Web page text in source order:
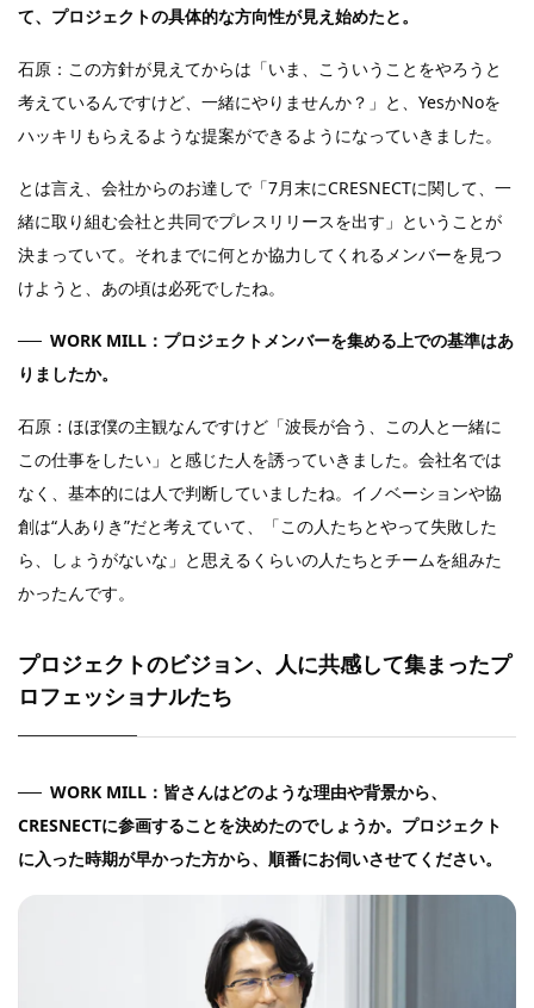
て、プロジェクトの具体的な方向性が見え始めたと。
石原：この方針が見えてからは「いま、こういうことをやろうと
考えているんですけど、一緒にやりませんか？」と、YesかNoを
ハッキリもらえるような提案ができるようになっていきました。
とは言え、会社からのお達しで「7月末にCRESNECTに関して、一
緒に取り組む会社と共同でプレスリリースを出す」ということが
決まっていて。それまでに何とか協力してくれるメンバーを見つ
けようと、あの頃は必死でしたね。
WORK MILL：プロジェクトメンバーを集める上での基準はあ
りましたか。
石原：ほぼ僕の主観なんですけど「波長が合う、この人と一緒に
この仕事をしたい」と感じた人を誘っていきました。会社名では
なく、基本的には人で判断していましたね。イノベーションや協
創は“人ありき”だと考えていて、「この人たちとやって失敗した
ら、しょうがないな」と思えるくらいの人たちとチームを組みた
かったんです。
プロジェクトのビジョン、人に共感して集まったプ
ロフェッショナルたち
WORK MILL：皆さんはどのような理由や背景から、
CRESNECTに参画することを決めたのでしょうか。プロジェクト
に入った時期が早かった方から、順番にお伺いさせてください。